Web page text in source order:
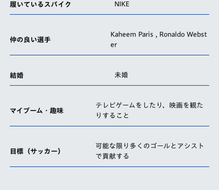
履いているスパイク NIKE
仲の良い選手
Kaheem Paris , Ronaldo Webst
er
結婚 未婚
マイブーム・趣味
テレビゲームをしたり、映画を観た
りすること
目標（サッカー）
可能な限り多くのゴ​​ールとアシスト
で貢献する